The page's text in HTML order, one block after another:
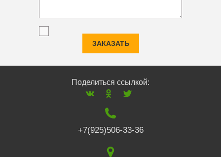
ЗАКАЗАТЬ
Поделиться ссылкой:
+7(925)506-33-36